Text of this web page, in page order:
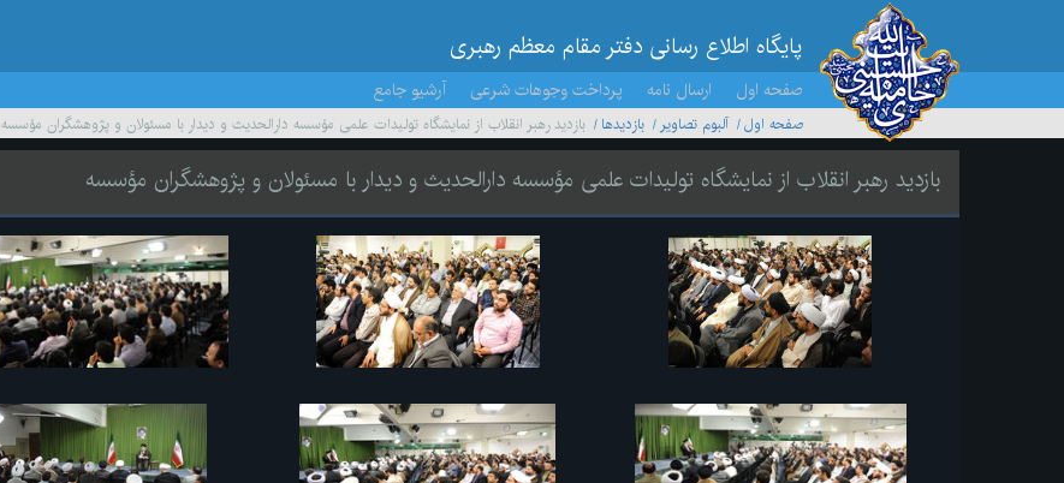
پایگاه اطلاع رسانی دفتر مقام معظم رهبری
صفحه اول ارسال نامه پرداخت وجوهات شرعی آرشیو جامع
صفحه اول آلبوم تصاویر بازديدها بازدید رهبر انقلاب از نمایشگاه تولیدات علمی مؤسسه دارالحدیث و دیدار با مسئولان و پژوهشگران مؤسسه
بازدید رهبر انقلاب از نمایشگاه تولیدات علمی مؤسسه دارالحدیث و دیدار با مسئولان و پژوهشگران مؤسسه